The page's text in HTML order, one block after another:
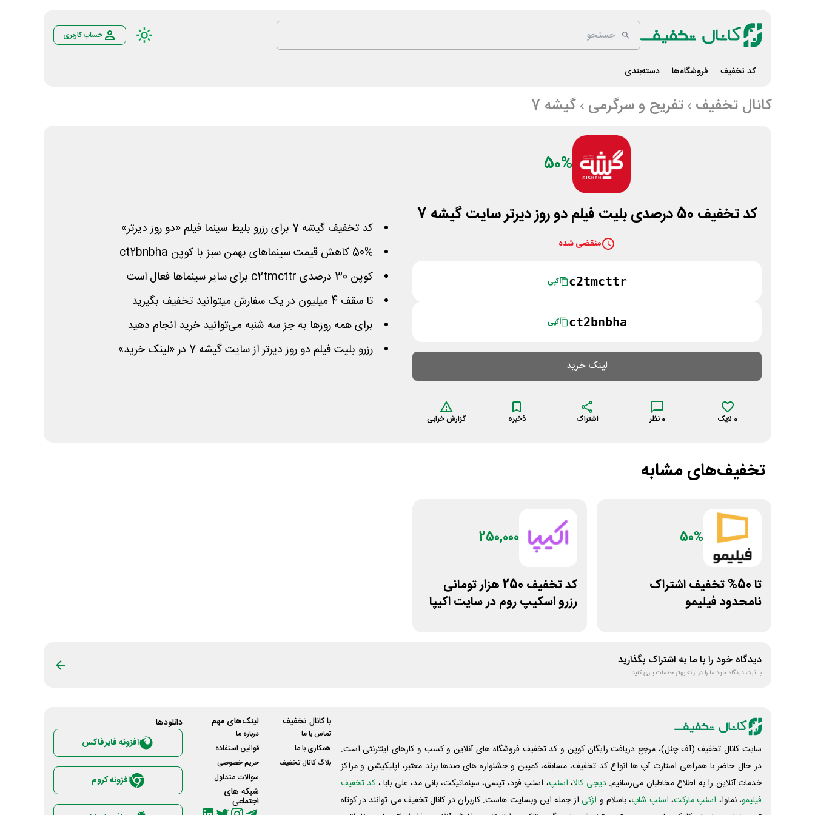
حساب کاربری
کد تخفیف فروشگاه‌ها دسته‌بندی
کانال تخفیف تفریح و سرگرمی گیشه 7
50%
کد تخفیف 50 درصدی بلیت فیلم دو روز دیرتر سایت گیشه 7
منقضی شده
c2tmcttr کپی
ct2bnbha کپی
لینک خرید
0 لایک 0 نظر اشتراک ذخیره گزارش خرابی
کد تخفیف گیشه 7 برای رزرو بلیط سینما فیلم «دو روز دیرتر»
50% کاهش قیمت سینماهای بهمن سبز با کوپن
ct2bnbha
کوپن 30 درصدی
c2tmcttr برای سایر سینماها فعال است
تا سقف 4 میلیون در یک سفارش میتوانید تخفیف بگیرید
برای همه روزها به جز سه شنبه می‌توانید خرید انجام دهید
رزرو بلیت فیلم دو روز دیرتر از سایت گیشه 7 در «لینک خرید»
تخفیف‌های مشابه
50%
تا 50% تخفیف اشتراک
نامحدود فیلیمو
250,000
کد تخفیف 250 هزار تومانی
رزرو اسکیپ روم در سایت اکیپا
دیدگاه خود را با ما به اشتراک بگذارید
با ثبت دیدگاه خود ما را در ارائه بهتر خدمات یاری کنید
سایت کانال تخفیف (آف چنل)، مرجع دریافت رایگان کوپن و کد تخفیف فروشگاه های آنلاین و کسب و‌ کارهای اینترنتی است.
در حال حاضر با همراهی استارت آپ ها انواع کد تخفیف، مسابقه، کمپین و جشنواره های صدها برند معتبر، اپلیکیشن و مراکز
خدمات آنلاین را به اطلاع مخاطبان می‌رسانیم. دیجی کالا، اسنپ، اسنپ فود، تپسی، سینماتیکت، بانی مد، علی‌ بابا ، کد تخفیف
فیلیمو، نماوا، اسنپ مارکت، اسنپ شاپ، باسلام و ازکی از جمله این وبسایت ‌هاست. کاربران در کانال تخفیف می توانند در کوتاه
با کانال تخفیف
تماس با ما
همکاری با ما
بلاگ کانال تخفیف
لینک‌های مهم
درباره ما
قوانین استفاده
حریم خصوصی
سوالات متداول
شبکه های
اجتماعی
دانلود‌ها
افزونه فایرفاکس
افزونه کروم